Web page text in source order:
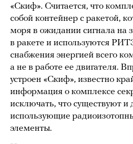
«Скиф». Считается, что
собой контейнер с ракетой,
моря в ожидании сигнала на
в ракете и используются
снабжения энергией всего
а не в работе ее двигателя.
устроен «Скиф», известно
информация о комплексе
исключать, что существуют и
использующие
элементы.